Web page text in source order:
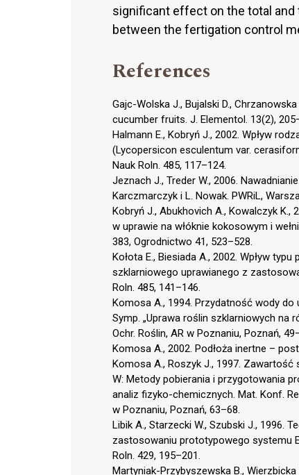
significant effect on the total
between the fertigation control
References
Gajc-Wolska J., Bujalski D.,
cucumber fruits. J. Elementol. 13(2),
Halmann E., Kobryń J., 2002. Wpływ
(Lycopersicon esculentum var.
Nauk Roln. 485, 117–124.
Jeznach J., Treder W., 2006.
Karczmarczyk i L. Nowak. PWRiL,
Kobryń J., Abukhovich A., Kowalczyk
w uprawie na włóknie kokosowym i
383, Ogrodnictwo 41, 523–528.
Kołota E., Biesiada A., 2002. Wpływ
szklarniowego uprawianego z
Roln. 485, 141–146.
Komosa A., 1994. Przydatność wody
Symp. „Uprawa roślin szklarniowych na
Ochr. Roślin, AR w Poznaniu, Poznań,
Komosa A., 2002. Podłoża inertne –
Komosa A., Roszyk J., 1997.
W: Metody pobierania i przygotowania
analiz fizyko-chemicznych. Mat. Konf.
w Poznaniu, Poznań, 63–68.
Libik A., Starzecki W., Szubski J., 1996.
zastosowaniu prototypowego systemu
Roln. 429, 195–201.
Martyniak-Przybyszewska B.,